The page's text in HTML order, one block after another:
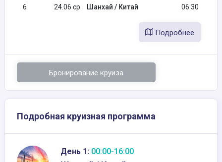
6 24.06 ср Шанхай / Китай 06:30
Подробнее
Бронирование круиза
Подробная круизная программа
День 1: 00:00-16:00